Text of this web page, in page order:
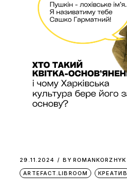
29.11.2024 BY ROMANKORZHYK
ARTEFACT.LIBROOM
КРЕАТИВ